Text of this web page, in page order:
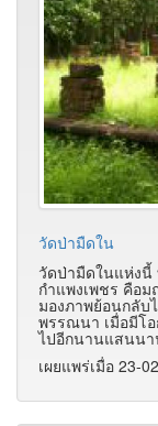
วัดป่ามืดใน
วัดป่ามืดในแห่งนี้
กำแพงเพชร คือ
มองภาพย้อนกลับ
พรรณนา เมื่อมีโ
ไปอีกนานแสนน
เผยแพร่เมื่อ 23-